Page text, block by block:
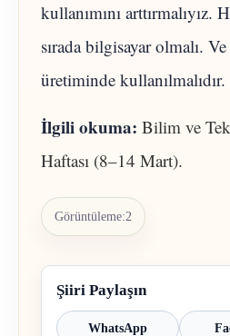
kullanımını arttırmalıyız.
sırada bilgisayar olmalı.
üretiminde kullanılmalıdır.
İlgili okuma: Bilim ve
Haftası (8–14 Mart).
Görüntüleme:2
Şiiri Paylaşın
WhatsApp